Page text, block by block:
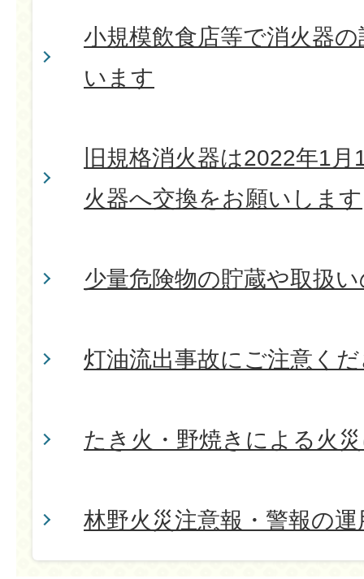
小規模飲食店等で消火器
います
旧規格消火器は2022年1
火器へ交換をお願いします
少量危険物の貯蔵や取扱
灯油流出事故にご注意く
たき火・野焼きによる火
林野火災注意報・警報の